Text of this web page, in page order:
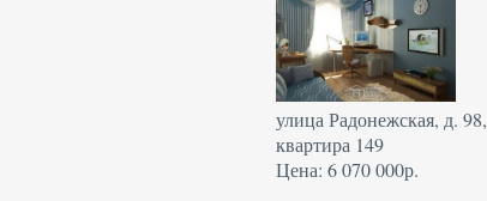
улица Радонежская, д. 98,
квартира 149
Цена: 6 070 000р.